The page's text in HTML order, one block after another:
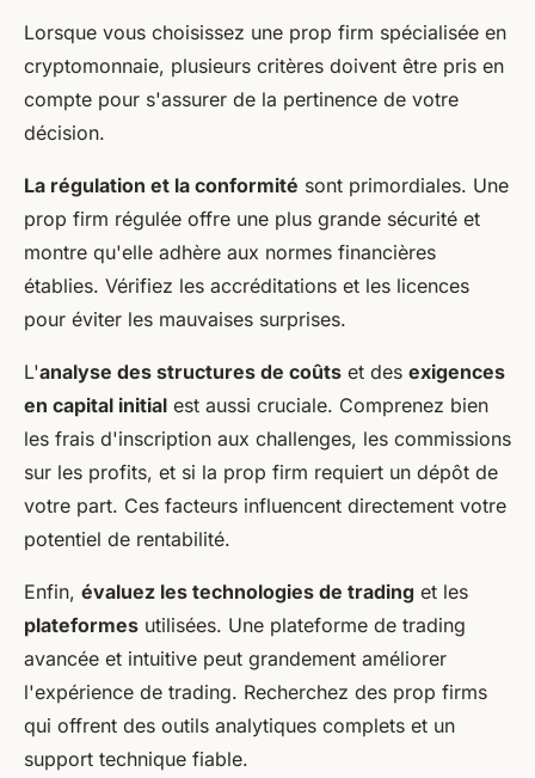
Lorsque vous choisissez une prop firm spécialisée en
cryptomonnaie, plusieurs critères doivent être pris en
compte pour s'assurer de la pertinence de votre
décision.
La régulation et la conformité sont primordiales. Une
prop firm régulée offre une plus grande sécurité et
montre qu'elle adhère aux normes financières
établies. Vérifiez les accréditations et les licences
pour éviter les mauvaises surprises.
L'analyse des structures de coûts et des exigences
en capital initial est aussi cruciale. Comprenez bien
les frais d'inscription aux challenges, les commissions
sur les profits, et si la prop firm requiert un dépôt de
votre part. Ces facteurs influencent directement votre
potentiel de rentabilité.
Enfin, évaluez les technologies de trading et les
plateformes utilisées. Une plateforme de trading
avancée et intuitive peut grandement améliorer
l'expérience de trading. Recherchez des prop firms
qui offrent des outils analytiques complets et un
support technique fiable.